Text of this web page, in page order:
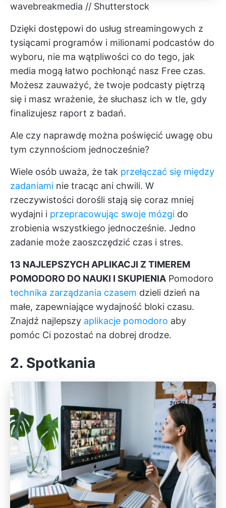
wavebreakmedia // Shutterstock
Dzięki dostępowi do usług streamingowych z
tysiącami programów i milionami podcastów do
wyboru, nie ma wątpliwości co do tego, jak
media mogą łatwo pochłonąć nasz Free czas.
Możesz zauważyć, że twoje podcasty piętrzą
się i masz wrażenie, że słuchasz ich w tle, gdy
finalizujesz raport z badań.
Ale czy naprawdę można poświęcić uwagę obu
tym czynnościom jednocześnie?
Wiele osób uważa, że tak przełączać się między
zadaniami nie tracąc ani chwili. W
rzeczywistości dorośli stają się coraz mniej
wydajni i przepracowując swoje mózgi do
zrobienia wszystkiego jednocześnie. Jedno
zadanie może zaoszczędzić czas i stres.
13 NAJLEPSZYCH APLIKACJI Z TIMEREM
POMODORO DO NAUKI I SKUPIENIA Pomodoro
technika zarządzania czasem dzieli dzień na
małe, zapewniające wydajność bloki czasu.
Znajdź najlepszy aplikacje pomodoro aby
pomóc Ci pozostać na dobrej drodze.
2. Spotkania